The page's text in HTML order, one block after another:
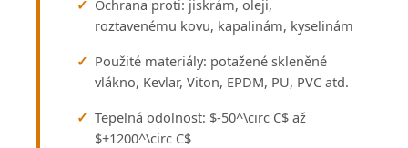
Ochrana proti: jiskrám, oleji,
roztavenému kovu, kapalinám, kyselinám
Použité materiály: potažené skleněné
vlákno, Kevlar, Viton, EPDM, PU, PVC atd.
Tepelná odolnost: $-50^\circ C$ až
$+1200^\circ C$